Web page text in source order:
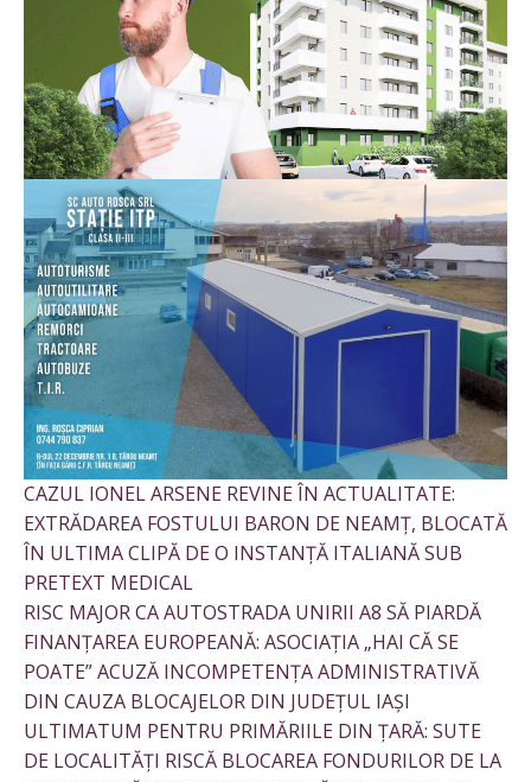
CAZUL IONEL ARSENE REVINE ÎN ACTUALITATE:
EXTRĂDAREA FOSTULUI BARON DE NEAMȚ, BLOCATĂ
ÎN ULTIMA CLIPĂ DE O INSTANȚĂ ITALIANĂ SUB
PRETEXT MEDICAL
RISC MAJOR CA AUTOSTRADA UNIRII A8 SĂ PIARDĂ
FINANȚAREA EUROPEANĂ: ASOCIAȚIA „HAI CĂ SE
POATE” ACUZĂ INCOMPETENȚA ADMINISTRATIVĂ
DIN CAUZA BLOCAJELOR DIN JUDEȚUL IAȘI
ULTIMATUM PENTRU PRIMĂRIILE DIN ȚARĂ: SUTE
DE LOCALITĂȚI RISCĂ BLOCAREA FONDURILOR DE LA